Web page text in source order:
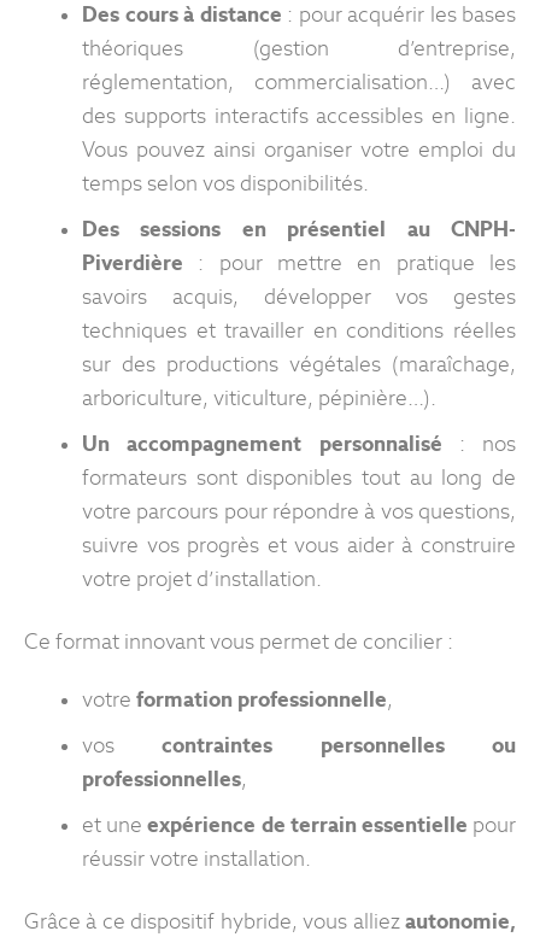
Des cours à distance : pour acquérir les bases
théoriques (gestion d’entreprise,
réglementation, commercialisation…) avec
des supports interactifs accessibles en ligne.
Vous pouvez ainsi organiser votre emploi du
temps selon vos disponibilités.
Des sessions en présentiel au CNPH-
Piverdière : pour mettre en pratique les
savoirs acquis, développer vos gestes
techniques et travailler en conditions réelles
sur des productions végétales (maraîchage,
arboriculture, viticulture, pépinière…).
Un accompagnement personnalisé : nos
formateurs sont disponibles tout au long de
votre parcours pour répondre à vos questions,
suivre vos progrès et vous aider à construire
votre projet d’installation.
Ce format innovant vous permet de concilier :
votre formation professionnelle,
voscontraintes personnelles ou
professionnelles,
et uneexpérience de terrain essentielle pour
réussir votre installation.
Grâce à ce dispositif hybride, vous alliezautonomie,